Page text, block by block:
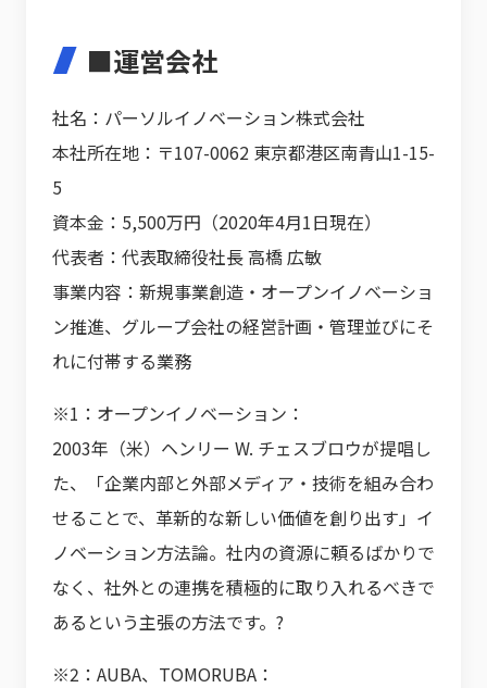
■運営会社
社名：パーソルイノベーション株式会社
本社所在地：〒107-0062 東京都港区南青山1-15-
5
資本金：5,500万円（2020年4月1日現在）
代表者：代表取締役社長 高橋 広敏
事業内容：新規事業創造・オープンイノベーショ
ン推進、グループ会社の経営計画・管理並びにそ
れに付帯する業務
※1：オープンイノベーション：
2003年（米）ヘンリー W. チェスブロウが提唱し
た、「企業内部と外部メディア・技術を組み合わ
せることで、革新的な新しい価値を創り出す」イ
ノベーション方法論。社内の資源に頼るばかりで
なく、社外との連携を積極的に取り入れるべきで
あるという主張の方法です。?
※2：AUBA、TOMORUBA：